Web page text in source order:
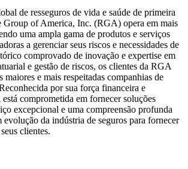
de resseguros de vida e saúde de primeira
Group of America, Inc. (RGA) opera em mais
uma ampla gama de produtos e serviços
a gerenciar seus riscos e necessidades de
comprovado de inovação e expertise em
e gestão de riscos, os clientes da RGA
maiores e mais respeitadas companhias de
por sua força financeira e
comprometida em fornecer soluções
excepcional e uma compreensão profunda
evolução da indústria de seguros para fornecer
clientes.